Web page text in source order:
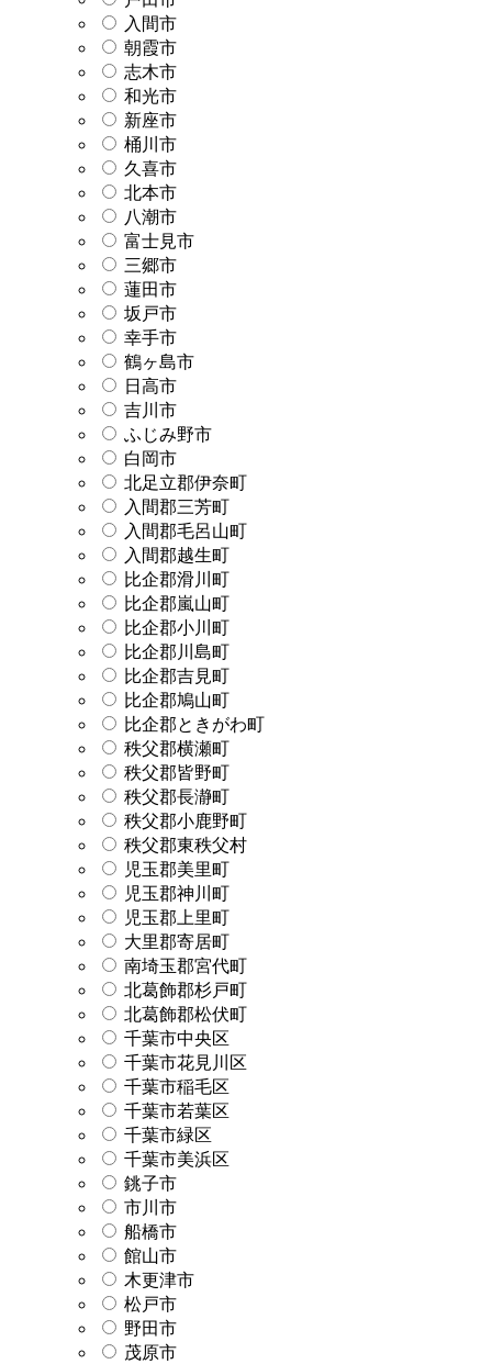
入間市
朝霞市
志木市
和光市
新座市
桶川市
久喜市
北本市
八潮市
富士見市
三郷市
蓮田市
坂戸市
幸手市
鶴ヶ島市
日高市
吉川市
ふじみ野市
白岡市
北足立郡伊奈町
入間郡三芳町
入間郡毛呂山町
入間郡越生町
比企郡滑川町
比企郡嵐山町
比企郡小川町
比企郡川島町
比企郡吉見町
比企郡鳩山町
比企郡ときがわ町
秩父郡横瀬町
秩父郡皆野町
秩父郡長瀞町
秩父郡小鹿野町
秩父郡東秩父村
児玉郡美里町
児玉郡神川町
児玉郡上里町
大里郡寄居町
南埼玉郡宮代町
北葛飾郡杉戸町
北葛飾郡松伏町
千葉市中央区
千葉市花見川区
千葉市稲毛区
千葉市若葉区
千葉市緑区
千葉市美浜区
銚子市
市川市
船橋市
館山市
木更津市
松戸市
野田市
茂原市